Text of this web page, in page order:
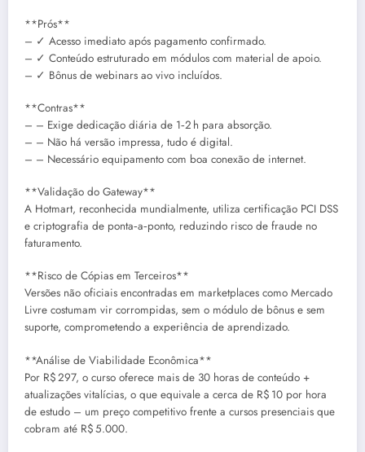
**Prós**
– ✓ Acesso imediato após pagamento confirmado.
– ✓ Conteúdo estruturado em módulos com material de apoio.
– ✓ Bônus de webinars ao vivo incluídos.
**Contras**
– – Exige dedicação diária de 1‑2 h para absorção.
– – Não há versão impressa, tudo é digital.
– – Necessário equipamento com boa conexão de internet.
**Validação do Gateway**
A Hotmart, reconhecida mundialmente, utiliza certificação PCI DSS
e criptografia de ponta‑a‑ponto, reduzindo risco de fraude no
faturamento.
**Risco de Cópias em Terceiros**
Versões não oficiais encontradas em marketplaces como Mercado
Livre costumam vir corrompidas, sem o módulo de bônus e sem
suporte, comprometendo a experiência de aprendizado.
**Análise de Viabilidade Econômica**
Por R$ 297, o curso oferece mais de 30 horas de conteúdo +
atualizações vitalícias, o que equivale a cerca de R$ 10 por hora
de estudo – um preço competitivo frente a cursos presenciais que
cobram até R$ 5.000.